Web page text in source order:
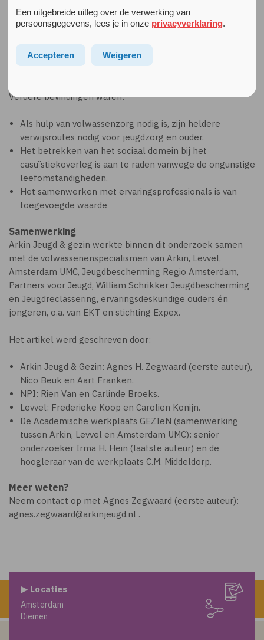
jeugdzorgprofessionals helpt in het omgaan met de diverse
problemen van een gezin. Zij kunnen zelf meer effectieve
zorg geven. Ook zagen zij een toename van de veiligheid
van het kind.Lees het artikel hier
Verdere bevindingen waren:
Als hulp van volwassenzorg nodig is, zijn heldere
verwijsroutes nodig voor jeugdzorg en ouder.
Het betrekken van het sociaal domein bij het
casuïstiekoverleg is aan te raden vanwege de ongunstige
leefomstandigheden.
Het samenwerken met ervaringsprofessionals is van
toegevoegde waarde
Samenwerking
Arkin Jeugd & gezin werkte binnen dit onderzoek samen
met de volwassenenspecialismen van Arkin, Levvel,
Amsterdam UMC, Jeugdbescherming Regio Amsterdam,
Partners voor Jeugd, William Schrikker Jeugdbescherming
en Jeugdreclassering, ervaringsdeskundige ouders én
jongeren, o.a. van EKT en stichting Expex.
Het artikel werd geschreven door:
Arkin Jeugd & Gezin: Agnes H. Zegwaard (eerste auteur),
Nico Beuk en Aart Franken.
NPI: Rien Van en Carlinde Broeks.
Levvel: Frederieke Koop en Carolien Konijn.
De Academische werkplaats GEZIeN (samenwerking
tussen Arkin, Levvel en Amsterdam UMC): senior
onderzoeker Irma H. Hein (laatste auteur) en de
hoogleraar van de werkplaats C.M. Middeldorp.
Meer weten?
Neem contact op met Agnes Zegwaard (eerste auteur):
agnes.zegwaard@arkinjeugd.nl .
▶ Locaties
Amsterdam
Diemen
Een uitgebreide uitleg over de verwerking van
persoonsgegevens, lees je in onze privacyverklaring.
Accepteren Weigeren